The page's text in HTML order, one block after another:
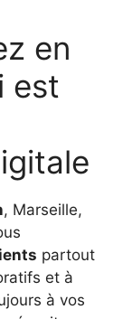
en
est
, Marseille,
partout
et à
à vos